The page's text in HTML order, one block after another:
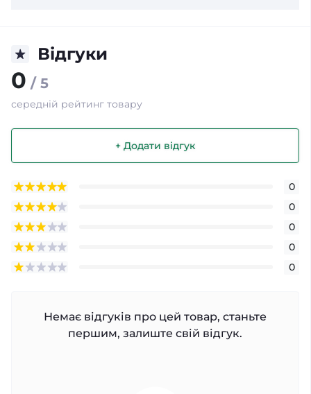
Відгуки
0 / 5
середній рейтинг товару
+ Додати відгук
0
0
0
0
0
Немає відгуків про цей товар, станьте
першим, залиште свій відгук.